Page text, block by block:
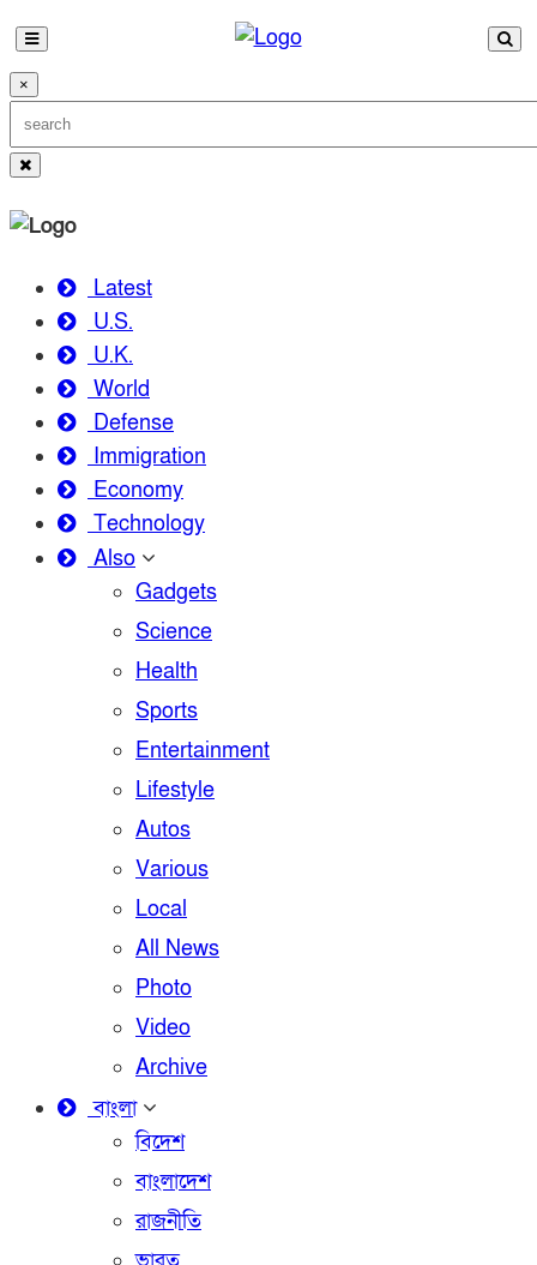
×
Latest
U.S.
U.K.
World
Defense
Immigration
Economy
Technology
Also
Gadgets
Science
Health
Sports
Entertainment
Lifestyle
Autos
Various
Local
All News
Photo
Video
Archive
বাংলা
বিদেশ
বাংলাদেশ
রাজনীতি